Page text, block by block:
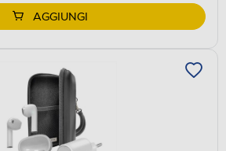
AGGIUNGI